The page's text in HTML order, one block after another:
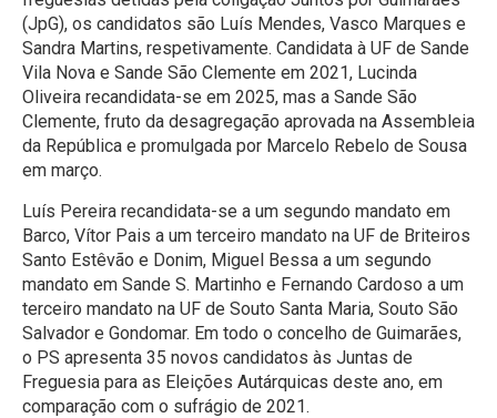
(JpG), os candidatos são Luís Mendes, Vasco Marques e
Sandra Martins, respetivamente. Candidata à UF de Sande
Vila Nova e Sande São Clemente em 2021, Lucinda
Oliveira recandidata-se em 2025, mas a Sande São
Clemente, fruto da desagregação aprovada na Assembleia
da República e promulgada por Marcelo Rebelo de Sousa
em março.
Luís Pereira recandidata-se a um segundo mandato em
Barco, Vítor Pais a um terceiro mandato na UF de Briteiros
Santo Estêvão e Donim, Miguel Bessa a um segundo
mandato em Sande S. Martinho e Fernando Cardoso a um
terceiro mandato na UF de Souto Santa Maria, Souto São
Salvador e Gondomar. Em todo o concelho de Guimarães,
o PS apresenta 35 novos candidatos às Juntas de
Freguesia para as Eleições Autárquicas deste ano, em
comparação com o sufrágio de 2021.